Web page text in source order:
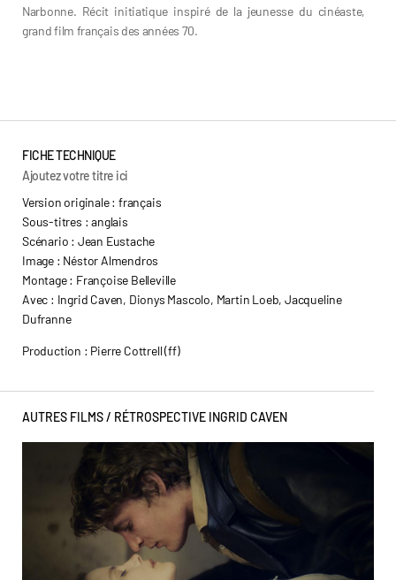
Narbonne. Récit initiatique inspiré de la jeunesse du cinéaste,
grand film français des années 70.
FICHE TECHNIQUE
Ajoutez votre titre ici
Version originale : français
Sous-titres : anglais
Scénario : Jean Eustache
Image : Néstor Almendros
Montage : Françoise Belleville
Avec : Ingrid Caven, Dionys Mascolo, Martin Loeb, Jacqueline
Dufranne
Production : Pierre Cottrell (ff)
AUTRES FILMS / RÉTROSPECTIVE INGRID CAVEN